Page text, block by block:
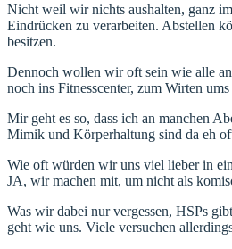
Nicht weil wir nichts aushalten, ganz
Eindrücken zu verarbeiten. Abstellen
besitzen.
Dennoch wollen wir oft sein wie alle
noch ins Fitnesscenter, zum Wirten
Mir geht es so, dass ich an manchen
Mimik und Körperhaltung sind da eh
Wie oft würden wir uns viel lieber in
JA, wir machen mit, um nicht als
Was wir dabei nur vergessen, HSPs
geht wie uns. Viele versuchen